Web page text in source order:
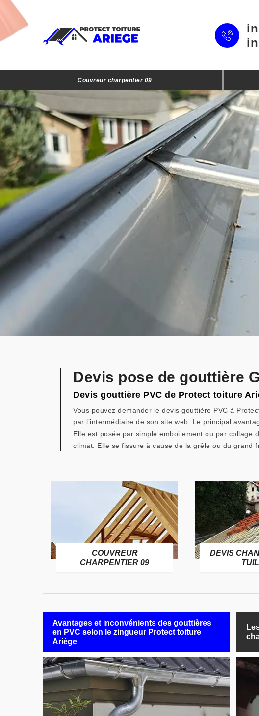
Couvreur charpentier 09
Devis pose de gouttière
Devis gouttière PVC de Protect toiture
Vous pouvez demander le devis gouttière PVC à
par l’intermédiaire de son site web. Le principal
Elle est posée par simple emboitement ou par collage
climat. Elle se fissure à cause de la grêle ou du grand
COUVREUR
CHARPENTIER 09
DEVIS
Avantages et inconvénients des gouttières
en PVC selon le zingueur Protect toiture
Ariège